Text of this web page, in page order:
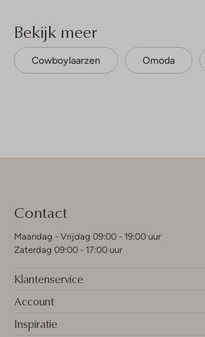
Bekijk meer
Cowboylaarzen Omoda
Contact
Maandag - Vrijdag 09:00 - 19:00 uur
Zaterdag 09:00 - 17:00 uur
Klantenservice
Account
Inspiratie